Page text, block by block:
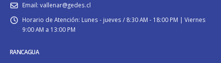
Email: vallenar@gedes.cl
Horario de Atención: Lunes - jueves / 8:30 AM - 18:00 PM | Viernes
9:00 AM a 13:00 PM
RANCAGUA